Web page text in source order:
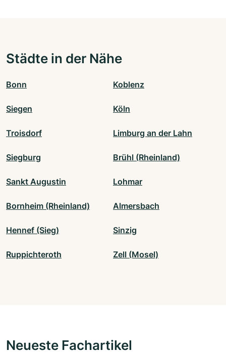
Städte in der Nähe
Bonn Koblenz
Siegen Köln
Troisdorf Limburg an der Lahn
Siegburg Brühl (Rheinland)
Sankt Augustin Lohmar
Bornheim (Rheinland) Almersbach
Hennef (Sieg) Sinzig
Ruppichteroth Zell (Mosel)
Neueste Fachartikel